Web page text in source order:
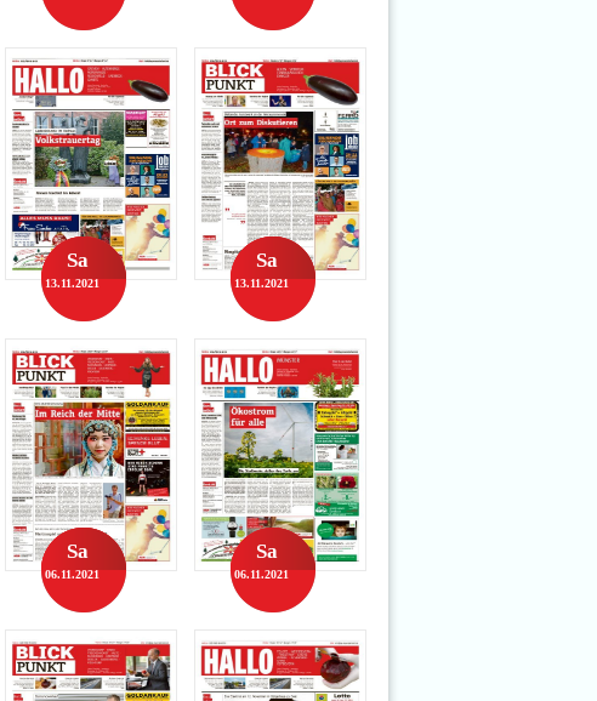
Sa
13.11.2021
Sa
13.11.2021
Sa
06.11.2021
Sa
06.11.2021